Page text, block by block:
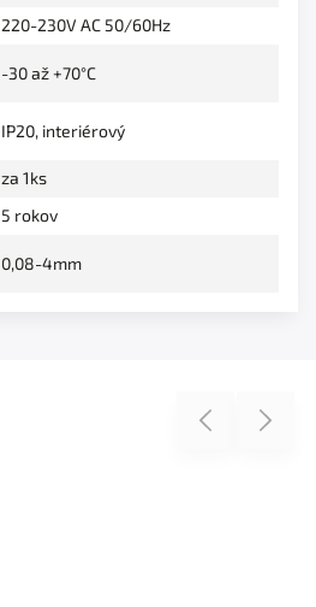
220-230V AC 50/60Hz
-30 až +70°C
IP20, interiérový
za 1ks
5 rokov
0,08-4mm
Previous Next